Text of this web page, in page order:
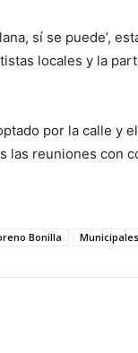
sí se puede’,
locales y la
por la calle y
las reuniones con
Bonilla